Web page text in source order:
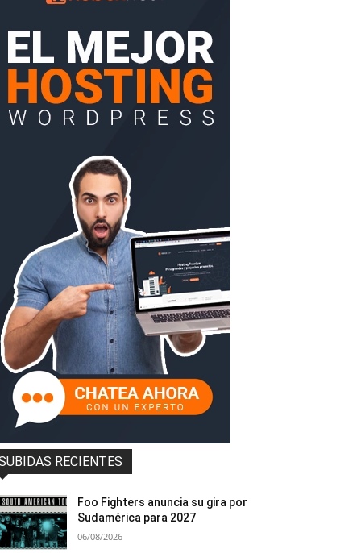
RECIENTES
Foo Fighters anuncia su gira por
Sudamérica para 2027
06/08/2026